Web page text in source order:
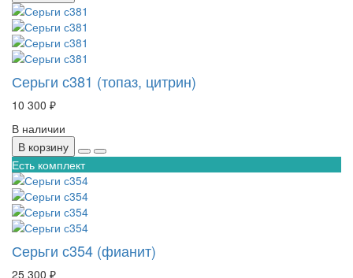
Серьги с381 (топаз, цитрин)
10 300 ₽
В наличии
В корзину
Есть комплект
Серьги с354 (фианит)
25 300 ₽